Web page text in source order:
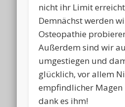
nicht ihr Limit
Demnächst werden
Osteopathie
Außerdem sind wir
umgestiegen und
glücklich, vor allem
empfindlicher Magen
dank es ihm!